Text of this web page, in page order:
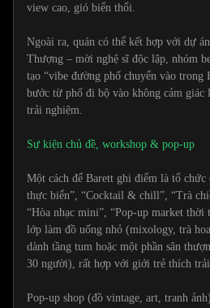
view cao, gió biển thổi.
Ngoài ra, quán có thể kết hợp với dự
Thượng – mời nghệ sĩ độc lập, nhóm
tạo “vibe đường phố chuyển vào trong
bước từ phố đi bộ vào không cảm giác
trải nghiệm.
Sự kiện chủ đề, workshop & pop-up
Một cách để Barett ghi điểm là tổ chức
thực biển”, “Cocktail & chill”, “Trà
“Hòa nhạc mini”, “Pop-up market thời
lớp làm đồ uống nhỏ (mixology, trà
dành tầng tum hoặc một phần sân
30 người), rất hợp với giới trẻ thích
Pop-up shop (đồ vintage, art, tranh